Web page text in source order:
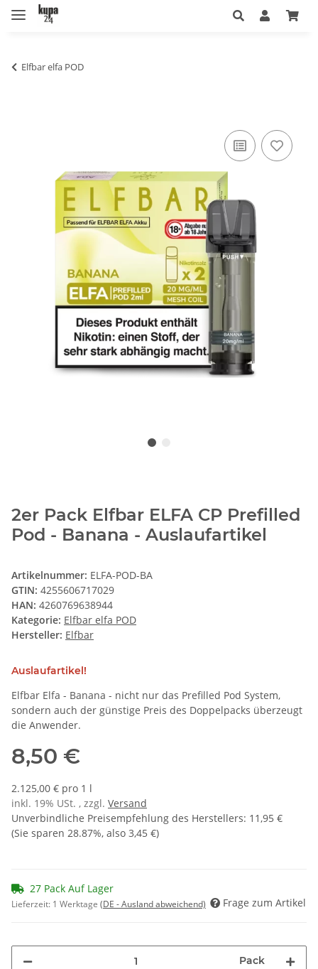
Elfbar elfa POD
2er Pack Elfbar ELFA CP Prefilled
Pod - Banana - Auslaufartikel
Artikelnummer: ELFA-POD-BA
GTIN: 4255606717029
HAN: 4260769638944
Kategorie: Elfbar elfa POD
Hersteller: Elfbar
Auslaufartikel!
Elfbar Elfa - Banana - nicht nur das Prefilled Pod System,
sondern auch der günstige Preis des Doppelpacks überzeugt
die Anwender.
8,50 €
2.125,00 € pro 1 l
inkl. 19% USt. , zzgl. Versand
Unverbindliche Preisempfehlung des Herstellers: 11,95 €
(Sie sparen 28.87%, also 3,45 €)
27 Pack Auf Lager
Lieferzeit: 1 Werktage (DE - Ausland abweichend) Frage zum Artikel
Pack